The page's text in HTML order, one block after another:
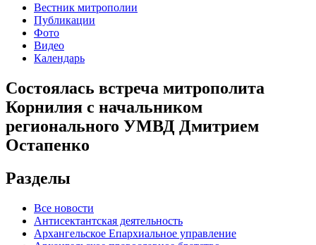
Вестник митрополии
Публикации
Фото
Видео
Календарь
Состоялась встреча митрополита
Корнилия с начальником
регионального УМВД Дмитрием
Остапенко
Разделы
Все новости
Антисектантская деятельность
Архангельское Епархиальное управление